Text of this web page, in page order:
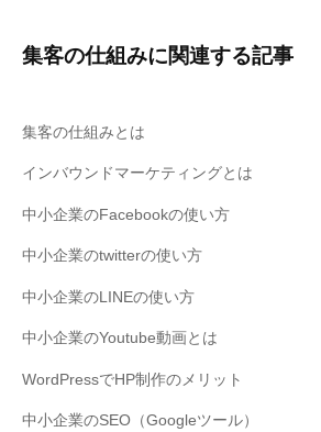
・
仕
つ
は
か
集客の仕組みに関連する記事
集客の仕組みとは
インバウンドマーケティングとは
中小企業のFacebookの使い方
中小企業のtwitterの使い方
中小企業のLINEの使い方
中小企業のYoutube動画とは
WordPressでHP制作のメリット
中小企業のSEO（Googleツール）